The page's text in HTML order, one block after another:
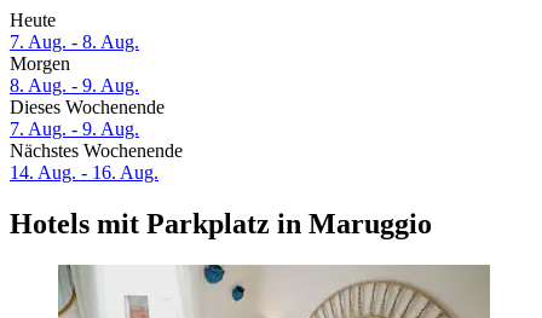
Heute
7. Aug. - 8. Aug.
Morgen
8. Aug. - 9. Aug.
Dieses Wochenende
7. Aug. - 9. Aug.
Nächstes Wochenende
14. Aug. - 16. Aug.
Hotels mit Parkplatz in Maruggio